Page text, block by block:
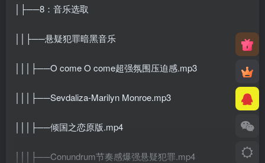
│├──8：音乐选取
││├──悬疑犯罪暗黑音乐
│││├──O come O come超强氛围压迫感.mp3
│││├──Sevdaliza-Marilyn Monroe.mp3
│││├──倾国之恋原版.mp4
│││├──Conundrum节奏感爆强悬疑犯罪.mp4